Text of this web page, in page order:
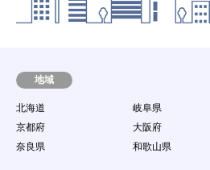
子メールを発送した時点より効力を発
します。
（パソコン等の端末機器、ソフトウェア
ないとともに、接続環境整備のための助
ト行為を行う責任を持たないものとします
第9条 譲渡禁止
地域
北海道 岐阜県
京都府
大阪府
奈良県
和歌山県